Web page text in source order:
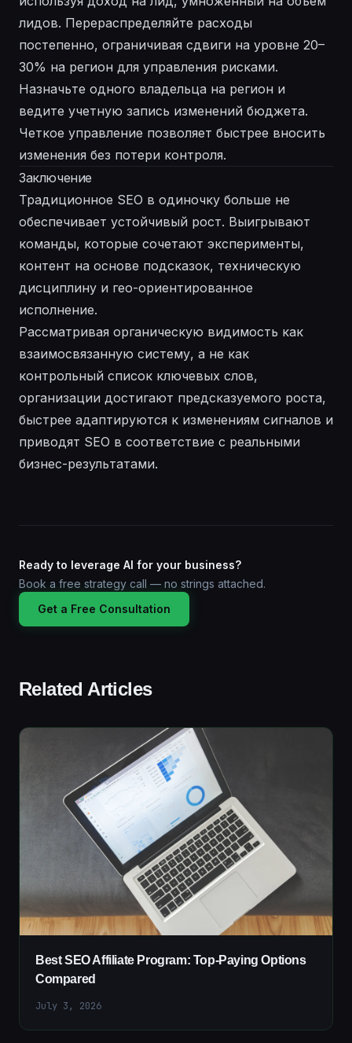
лидов. Перераспределяйте расходы
постепенно, ограничивая сдвиги на уровне 20–
30% на регион для управления рисками.
Назначьте одного владельца на регион и
ведите учетную запись изменений бюджета.
Четкое управление позволяет быстрее вносить
изменения без потери контроля.
Заключение
Традиционное SEO в одиночку больше не
обеспечивает устойчивый рост. Выигрывают
команды, которые сочетают эксперименты,
контент на основе подсказок, техническую
дисциплину и гео-ориентированное
исполнение.
Рассматривая органическую видимость как
взаимосвязанную систему, а не как
контрольный список ключевых слов,
организации достигают предсказуемого роста,
быстрее адаптируются к изменениям сигналов и
приводят SEO в соответствие с реальными
бизнес-результатами.
Ready to leverage AI for your business?
Book a free strategy call — no strings attached.
Get a Free Consultation
Related Articles
Best SEO Affiliate Program: Top-Paying Options
Compared
July 3, 2026